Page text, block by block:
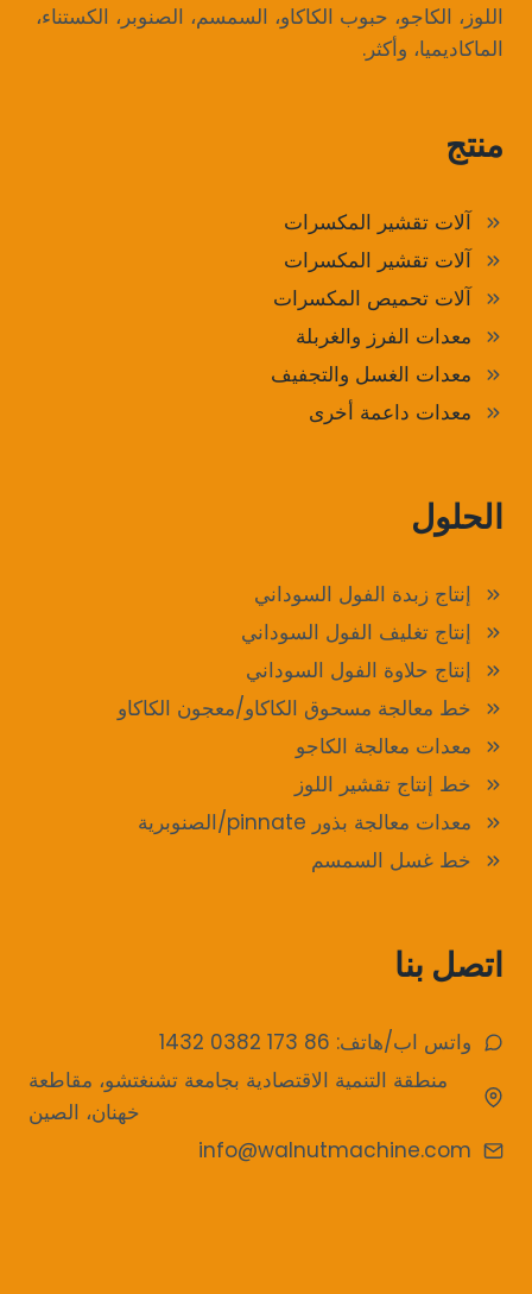
اللوز، الكاجو، حبوب الكاكاو، السمسم، الصنوبر، الكستناء،
الماكاديميا، وأكثر.
منتج
آلات تقشير المكسرات
آلات تقشير المكسرات
آلات تحميص المكسرات
معدات الفرز والغربلة
معدات الغسل والتجفيف
معدات داعمة أخرى
الحلول
إنتاج زبدة الفول السوداني
إنتاج تغليف الفول السوداني
إنتاج حلاوة الفول السوداني
خط معالجة مسحوق الكاكاو/معجون الكاكاو
معدات معالجة الكاجو
خط إنتاج تقشير اللوز
معدات معالجة بذور pinnate/الصنوبرية
خط غسل السمسم
اتصل بنا
واتس اب/هاتف: 86 173 0382 1432
منطقة التنمية الاقتصادية بجامعة تشنغتشو، مقاطعة
خهنان، الصين
info@walnutmachine.com